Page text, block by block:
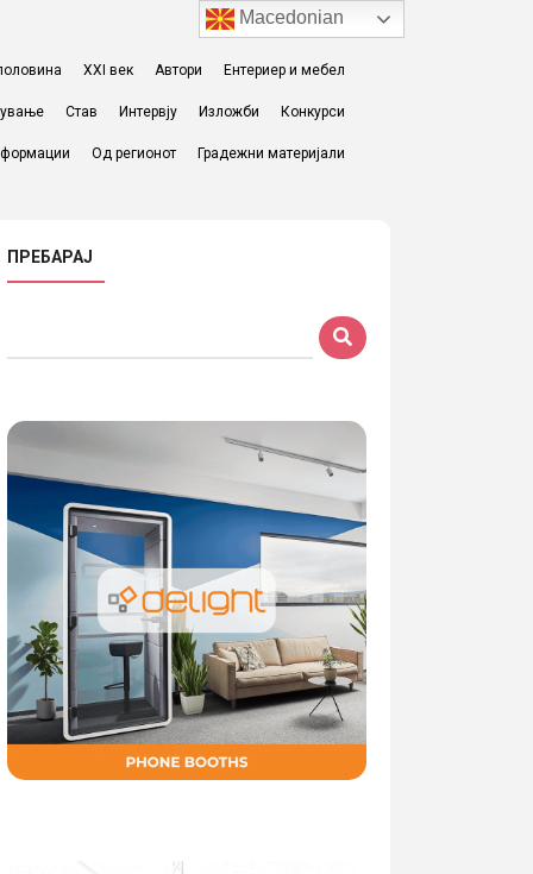
XXI век Автори Ентериер и мебел
Став Интервју Изложби Конкурси
Од регионот Градежни материјали
ПРЕБАРАЈ
Macedonian